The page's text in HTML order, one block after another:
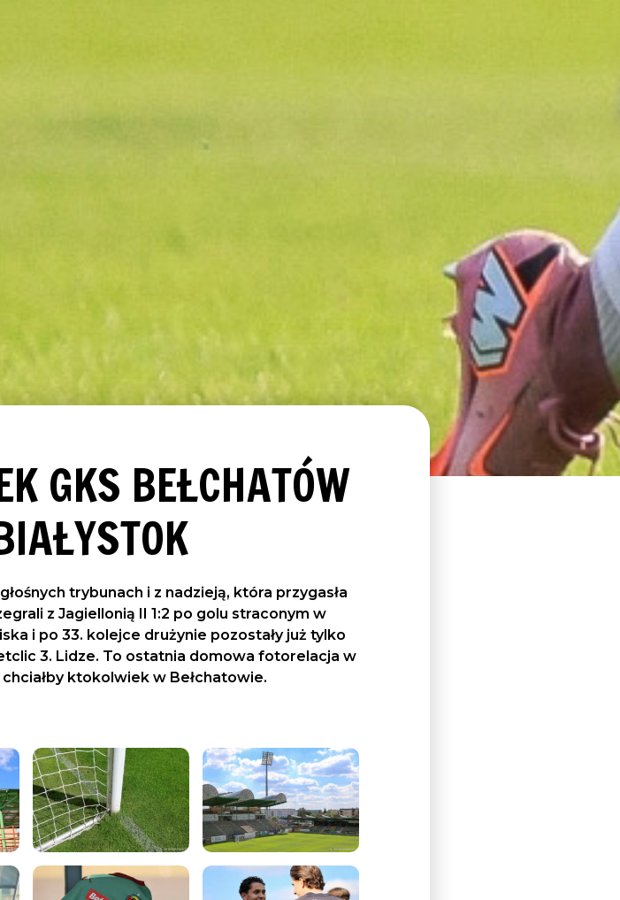
GKS BEŁCHATÓW
trybunach i z nadzieją, która przygasła
z Jagiellonią II 1:2 po golu straconym w
i po 33. kolejce drużynie pozostały już tylko
3. Lidze. To ostatnia domowa fotorelacja w
ktokolwiek w Bełchatowie.